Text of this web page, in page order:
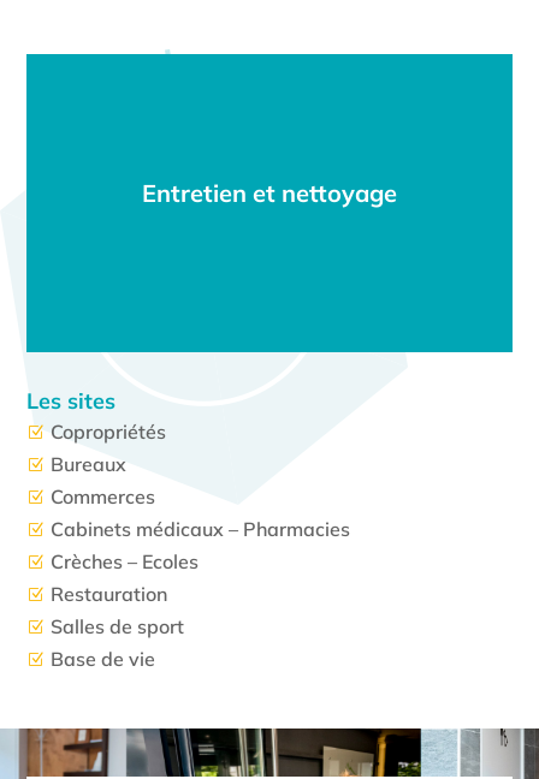
Entretien et nettoyage
Les sites
Z Copropriétés
Z Bureaux
Z Commerces
Z Cabinets médicaux – Pharmacies
Z Crèches – Ecoles
Z Restauration
Z Salles de sport
Z Base de vie